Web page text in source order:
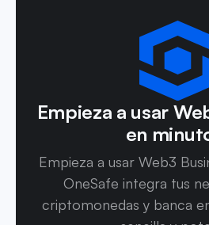
Empieza a usar
en
Empieza a usar Web3
OneSafe integra tus
criptomonedas y banca